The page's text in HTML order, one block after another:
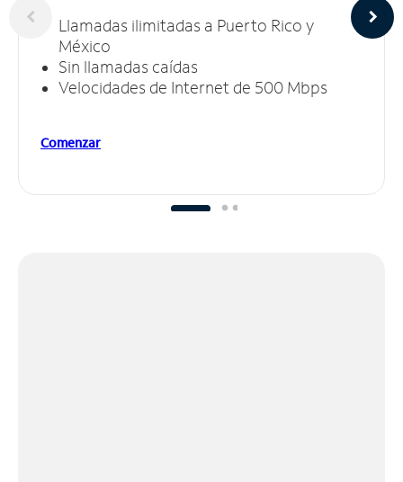
Llamadas ilimitadas a Puerto Rico y
México
Sin llamadas caídas
Velocidades de Internet de 500 Mbps
Comenzar